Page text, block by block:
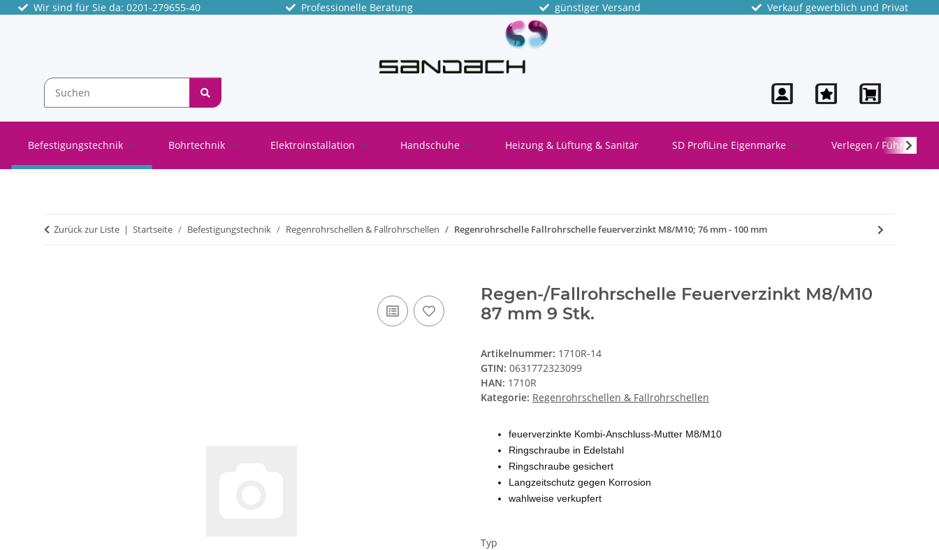
Wir sind für Sie da: 0201-279655-40 Professionelle Beratung günstiger Versand Verkauf gewerblich und Privat
Befestigungstechnik Bohrtechnik Elektroinstallation Handschuhe Heizung & Lüftung & Sanitär SD ProfiLine Eigenmarke Verlegen / Führen
Zurück zur Liste Startseite Befestigungstechnik Regenrohrschellen & Fallrohrschellen Regenrohrschelle Fallrohrschelle feuerverzinkt M8/M10; 76 mm - 100 mm
Regen-/Fallrohrschelle Feuerverzinkt M8/M10
87 mm 9 Stk.
Artikelnummer: 1710R-14
GTIN: 0631772323099
HAN: 1710R
Kategorie: Regenrohrschellen & Fallrohrschellen
feuerverzinkte Kombi-Anschluss-Mutter M8/M10
Ringschraube in Edelstahl
Ringschraube gesichert
Langzeitschutz gegen Korrosion
wahlweise verkupfert
Typ